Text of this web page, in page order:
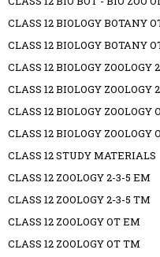
CLASS 12 BIOLOGY BOTANY
CLASS 12 BIOLOGY BOTANY
CLASS 12 BIOLOGY ZOOLOGY
CLASS 12 BIOLOGY ZOOLOGY
CLASS 12 BIOLOGY ZOOLOGY
CLASS 12 BIOLOGY ZOOLOGY
CLASS 12 STUDY MATERIALS
CLASS 12 ZOOLOGY 2-3-5 EM
CLASS 12 ZOOLOGY 2-3-5 TM
CLASS 12 ZOOLOGY OT EM
CLASS 12 ZOOLOGY OT TM